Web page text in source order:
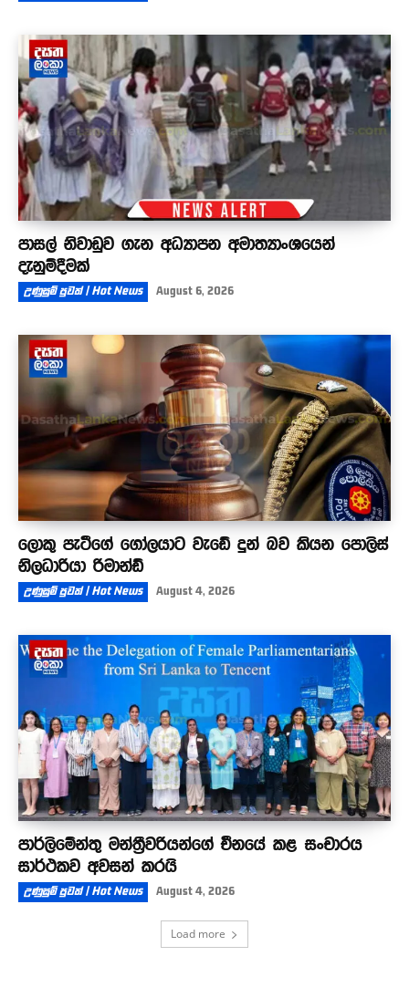
පාසල් නිවාඩුව ගැන අධ්‍යාපන අමාත්‍යාංශයෙන්
දැනුම්දීමක්
උණුසුම් පුවත් | Hot News August 6, 2026
ලොකු පැටීගේ ගෝලයාට වැඩේ දුන් බව කියන පොලිස්
නිලධාරියා රිමාන්ඩ්
උණුසුම් පුවත් | Hot News August 4, 2026
පාර්ලිමේන්තු මන්ත්‍රීවරියන්ගේ චීනයේ කළ සංචාරය
සාර්ථකව අවසන් කරයි
උණුසුම් පුවත් | Hot News August 4, 2026
Load more